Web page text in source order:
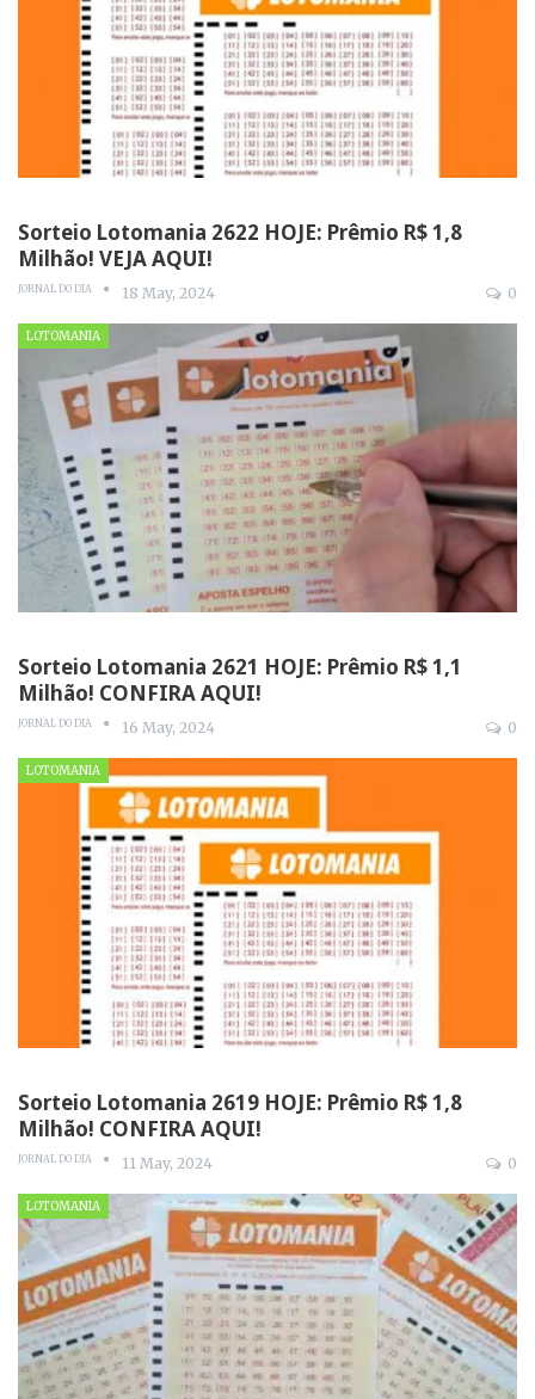
Sorteio Lotomania 2622 HOJE: Prêmio R$ 1,8
Milhão! VEJA AQUI!
JORNAL DO DIA 18 May, 2024 0
LOTOMANIA
Sorteio Lotomania 2621 HOJE: Prêmio R$ 1,1
Milhão! CONFIRA AQUI!
JORNAL DO DIA 16 May, 2024 0
LOTOMANIA
Sorteio Lotomania 2619 HOJE: Prêmio R$ 1,8
Milhão! CONFIRA AQUI!
JORNAL DO DIA 11 May, 2024 0
LOTOMANIA